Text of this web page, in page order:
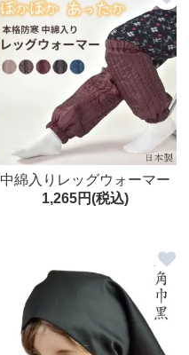
中綿入りレッグウォーマー
フリー 防寒 キルト 日本製
1,265円(税込)